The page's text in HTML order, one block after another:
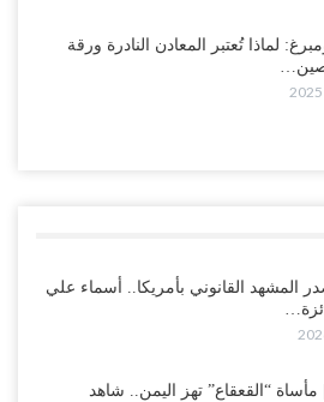
لماذا تُعتبر المعادن النادرة ورقة
المشهد القانوني بأمريكا.. أسماء علي
مأساة “القعقاع” تهز اليمن.. شاهد